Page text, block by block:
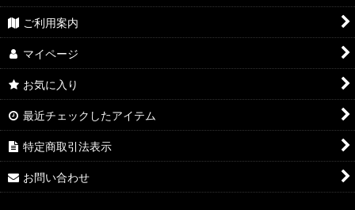
ご利用案内
マイページ
お気に入り
最近チェックしたアイテム
特定商取引法表示
お問い合わせ